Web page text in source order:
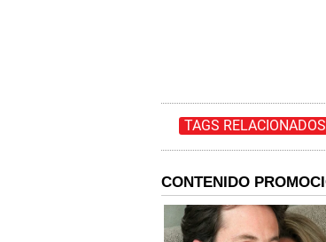
TAGS RELACIONADOS